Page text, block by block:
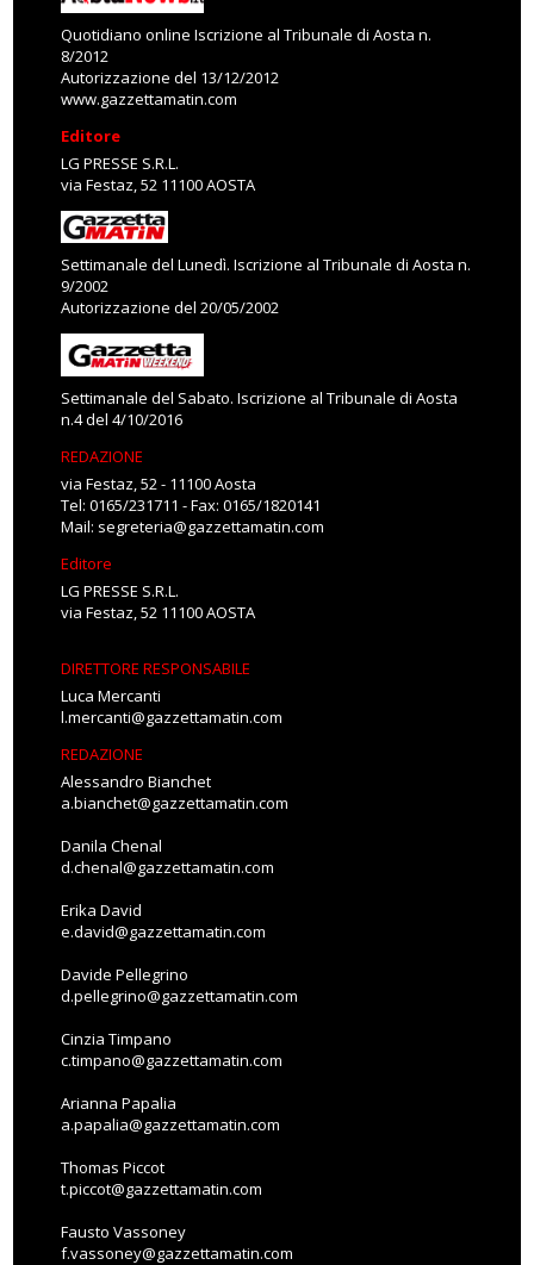
Quotidiano online Iscrizione al Tribunale di Aosta n.
8/2012
Autorizzazione del 13/12/2012
www.gazzettamatin.com
Editore
LG PRESSE S.R.L.
via Festaz, 52 11100 AOSTA
Settimanale del Lunedì. Iscrizione al Tribunale di Aosta n.
9/2002
Autorizzazione del 20/05/2002
Settimanale del Sabato. Iscrizione al Tribunale di Aosta
n.4 del 4/10/2016
REDAZIONE
via Festaz, 52 - 11100 Aosta
Tel: 0165/231711 - Fax: 0165/1820141
Mail: segreteria@gazzettamatin.com
Editore
LG PRESSE S.R.L.
via Festaz, 52 11100 AOSTA
DIRETTORE RESPONSABILE
Luca Mercanti
l.mercanti@gazzettamatin.com
REDAZIONE
Alessandro Bianchet
a.bianchet@gazzettamatin.com
Danila Chenal
d.chenal@gazzettamatin.com
Erika David
e.david@gazzettamatin.com
Davide Pellegrino
d.pellegrino@gazzettamatin.com
Cinzia Timpano
c.timpano@gazzettamatin.com
Arianna Papalia
a.papalia@gazzettamatin.com
Thomas Piccot
t.piccot@gazzettamatin.com
Fausto Vassoney
f.vassoney@gazzettamatin.com